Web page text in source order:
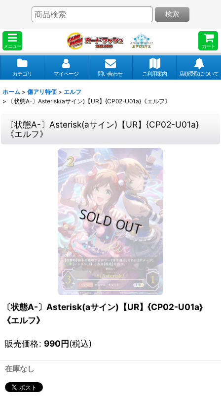
メニュー カート
検索
カテゴリ マイページ 問い合わせ ご利用案内 店頭受取について
ホーム > 傷アリ特価 > エルフ
>
〔状態A-〕Asterisk(aサイン)【UR】{CP02-U01a}《エルフ》
〔状態A-〕Asterisk(aサイン)【UR】{CP02-U01a}
《エルフ》
〔状態A-〕Asterisk(aサイン)【UR】{CP02-U01a}
《エルフ》
販売価格: 990円(税込)
在庫なし